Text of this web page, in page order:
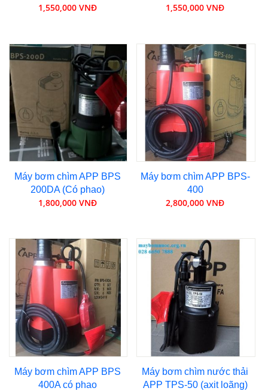
1,550,000 VNĐ 1,550,000 VNĐ
Máy bơm chìm APP BPS
200DA (Có phao)
1,800,000 VNĐ
Máy bơm chìm APP BPS-
400
2,800,000 VNĐ
Máy bơm chìm APP BPS
400A có phao
Máy bơm chìm nước thải
APP TPS-50 (axit loãng)